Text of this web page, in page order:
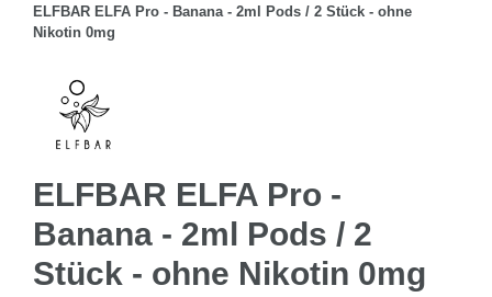
ELFBAR ELFA Pro - Banana - 2ml Pods / 2 Stück - ohne
Nikotin 0mg
ELFBAR ELFA Pro -
Banana - 2ml Pods / 2
Stück - ohne Nikotin 0mg